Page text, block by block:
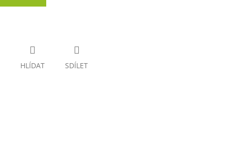
HLÍDAT SDÍLET